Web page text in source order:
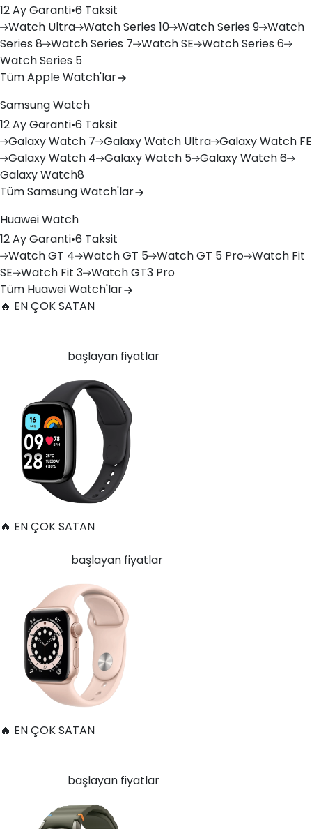
12 Ay Garanti•6 Taksit
Watch Ultra WatchSeries 10 WatchSeries 9 Watch
Series 8 WatchSeries 7 WatchSE WatchSeries 6
WatchSeries 5
Tüm Apple Watch'lar
Samsung Watch
12 Ay Garanti•6 Taksit
GalaxyWatch 7 GalaxyWatch Ultra GalaxyWatch FE
GalaxyWatch 4 GalaxyWatch 5 GalaxyWatch 6
GalaxyWatch8
Tüm Samsung Watch'lar
Huawei Watch
12 Ay Garanti•6 Taksit
WatchGT 4 WatchGT 5 WatchGT 5 Pro Watch Fit
SE Watch Fit 3 WatchGT3 Pro
Tüm Huawei Watch'lar
🔥 EN ÇOK SATAN
başlayan fiyatlar
🔥 EN ÇOK SATAN
başlayan fiyatlar
🔥 EN ÇOK SATAN
başlayan fiyatlar